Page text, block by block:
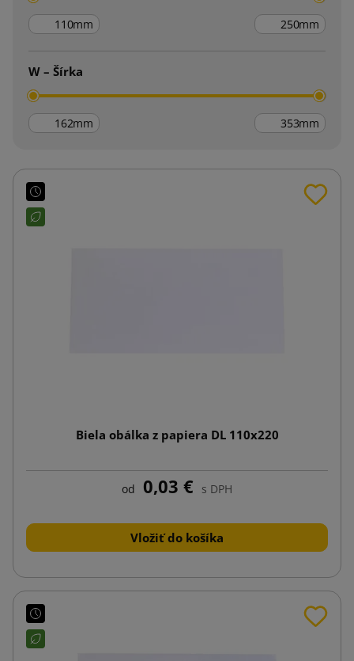
mm mm
W – Šírka
mm mm
Biela obálka z papiera DL 110x220
od 0,03 € s DPH
Vložiť do košíka